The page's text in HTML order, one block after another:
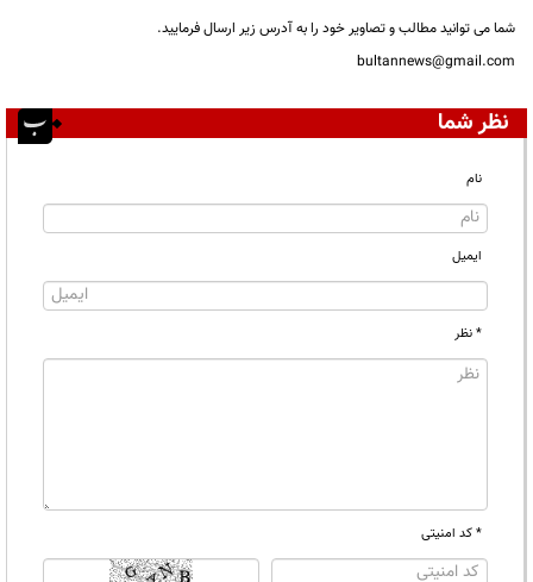
شما می توانید مطالب و تصاویر خود را به آدرس زیر ارسال فرمایید.
bultannews@gmail.com
نظر شما
نام
ایمیل
* نظر
* کد امنیتی